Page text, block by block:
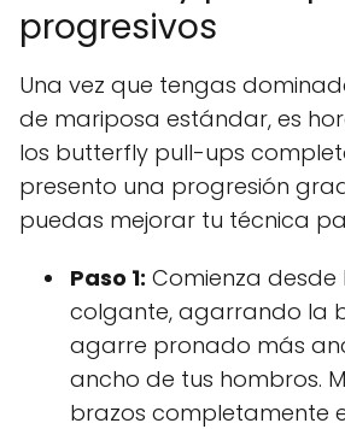
progresivos
Una vez que tengas
de mariposa estándar, es
los butterfly pull-ups
presento una progresión
puedas mejorar tu técnica
Paso 1: Comienza desde
colgante, agarrando la
agarre pronado más
ancho de tus hombros.
brazos completamente